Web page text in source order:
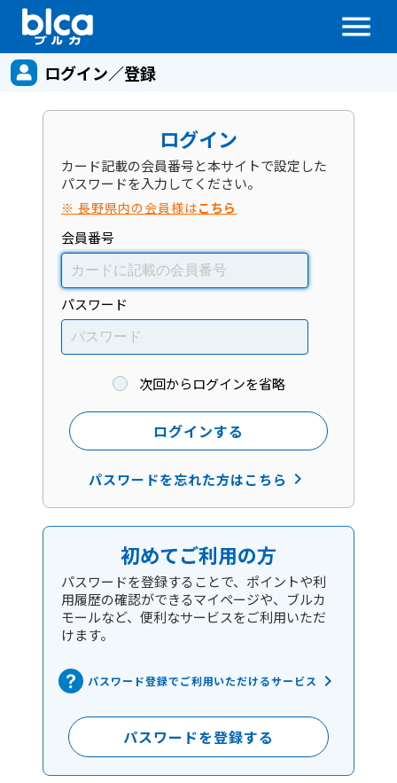
menu
ログイン／登録
ログイン
カード記載の会員番号と本サイトで設定した
パスワードを入力してください。
※ 長野県内の会員様はこちら
会員番号
パスワード
次回からログインを省略
ログインする
パスワードを忘れた方はこちら keyboard_arrow_right
初めてご利用の方
パスワードを登録することで、ポイントや利
用履歴の確認ができるマイページや、ブルカ
モールなど、便利なサービスをご利用いただ
けます。
パスワード登録でご利用いただけるサービス keyboard_arrow_right
パスワードを登録する